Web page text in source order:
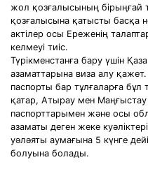
жол қозғалысының бiрыңғай
қозғалысына қатысты басқа
актiлер осы Ереженiң
келмеуi тиiс.
Түрікменстанға бару үшін
азаматтарына виза алу
паспорты бар тұлғаларға
қатар, Атырау мен
паспорттарымен және осы
азаматы деген жеке
уәләяты аумағына 5 күнге
болуына болады.